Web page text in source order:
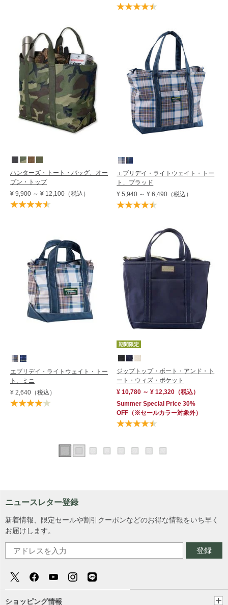
ハンターズ・トート・バッグ、オー
プン・トップ
¥ 9,900 ～ ¥ 12,100 （税込）
エブリデイ・ライトウェイト・トー
ト、プラッド
¥ 5,940 ～¥ 6,490 （税込）
エブリデイ・ライトウェイト・トー
ト、ミニ
¥ 2,640 （税込）
期間限定
ジップトップ・ボート・アンド・ト
ート・ウィズ・ポケット
¥ 10,780 ～ ¥ 12,320 （税込）
Summer Special Price 30%
OFF （※セールカラー対象外）
ニュースレター登録
新着情報、限定セールや割引クーポンなどのお得な情報をいち早く
お届けします。
登録
ショッピング情報